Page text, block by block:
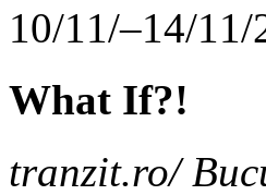
10/11/–14/11/
What If?!
tranzit.ro/